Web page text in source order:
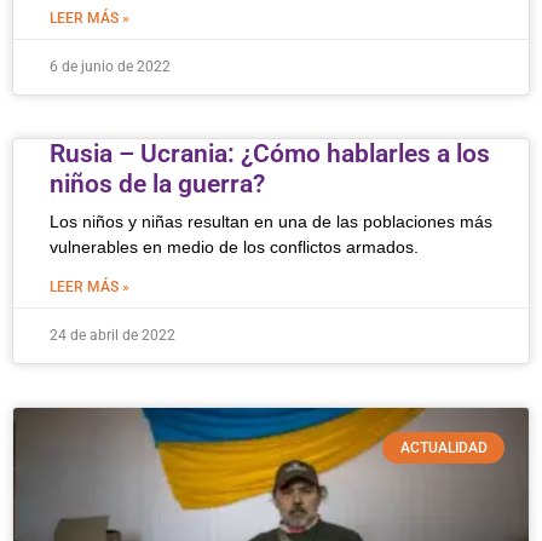
LEER MÁS »
6 de junio de 2022
Rusia – Ucrania: ¿Cómo hablarles a los
niños de la guerra?
Los niños y niñas resultan en una de las poblaciones más
vulnerables en medio de los conflictos armados.
LEER MÁS »
24 de abril de 2022
ACTUALIDAD